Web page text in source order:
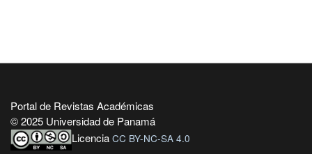
Portal de Revistas Académicas
© 2025 Universidad de Panamá
Licencia CC BY-NC-SA 4.0